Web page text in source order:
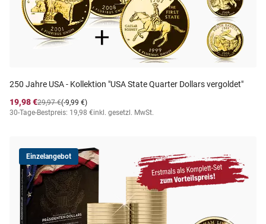
250 Jahre USA - Kollektion "USA State Quarter Dollars vergoldet"
19,98 €
(-9,99 €)
29,97 €
30-Tage-Bestpreis: 19,98 €inkl. gesetzl. MwSt.
Einzelangebot